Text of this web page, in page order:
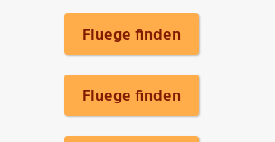
Fluege finden
Fluege finden